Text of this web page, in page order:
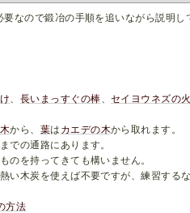
要なので鍛冶の手順を追いながら説明し
、 長いまっすぐの棒、 セイヨウネズの
から、 葉は カエデの木から取れます。
での通路にあります。
のを持ってきても構いません。
い木炭を使えば不要ですが、練習する
方法